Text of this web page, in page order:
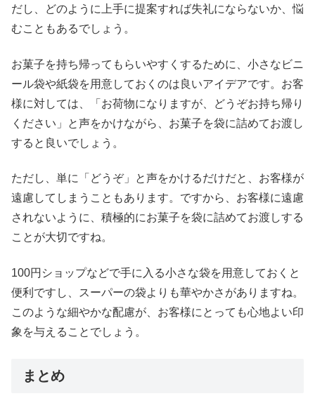
だし、どのように上手に提案すれば失礼にならないか、悩
むこともあるでしょう。
お菓子を持ち帰ってもらいやすくするために、小さなビニ
ール袋や紙袋を用意しておくのは良いアイデアです。お客
様に対しては、「お荷物になりますが、どうぞお持ち帰り
ください」と声をかけながら、お菓子を袋に詰めてお渡し
すると良いでしょう。
ただし、単に「どうぞ」と声をかけるだけだと、お客様が
遠慮してしまうこともあります。ですから、お客様に遠慮
されないように、積極的にお菓子を袋に詰めてお渡しする
ことが大切ですね。
100円ショップなどで手に入る小さな袋を用意しておくと
便利ですし、スーパーの袋よりも華やかさがありますね。
このような細やかな配慮が、お客様にとっても心地よい印
象を与えることでしょう。
まとめ